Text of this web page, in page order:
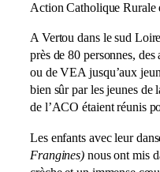
Action Catholique Rurale
A Vertou dans le sud
près de 80 personnes,
ou de VEA jusqu’aux
bien sûr par les jeunes de
de l’ACO étaient réunis
Les enfants avec leur
Frangines) nous ont mis